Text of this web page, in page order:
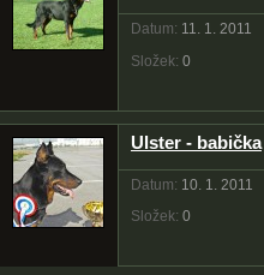
Datum: 11. 1. 2011
Složek: 0
Ulster - babička
Datum: 10. 1. 2011
Složek: 0